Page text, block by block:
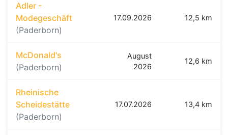
Adler -
Modegeschäft
(Paderborn)
17.09.2026 12,5 km
McDonald's
(Paderborn)
August
2026
12,6 km
Rheinische
Scheidestätte
(Paderborn)
17.07.2026 13,4 km